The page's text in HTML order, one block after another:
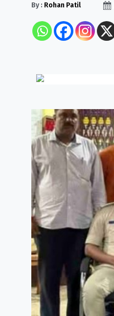
By : Rohan Patil